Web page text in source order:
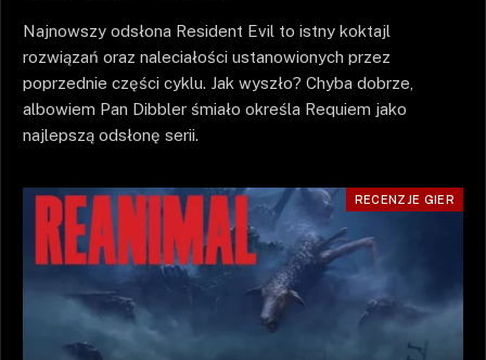
Najnowszy odsłona Resident Evil to istny koktajl
rozwiązań oraz naleciałości ustanowionych przez
poprzednie części cyklu. Jak wyszło? Chyba dobrze,
albowiem Pan Dibbler śmiało określa Requiem jako
najlepszą odsłonę serii.
RECENZJE GIER